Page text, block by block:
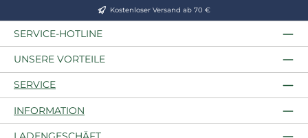
Kostenloser Versand ab 70 €
SERVICE-HOTLINE
UNSERE VORTEILE
SERVICE
INFORMATION